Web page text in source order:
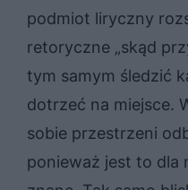
podmiot liryczny
retoryczne „skąd
tym samym śledzić
dotrzeć na miejsce.
sobie przestrzeni
ponieważ jest to dla